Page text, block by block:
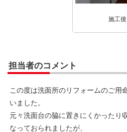
施工後
担当者のコメント
この度は洗面所のリフォームのご用
いました。
元々洗面台の脇に置きにくかったり
なっておられましたが、